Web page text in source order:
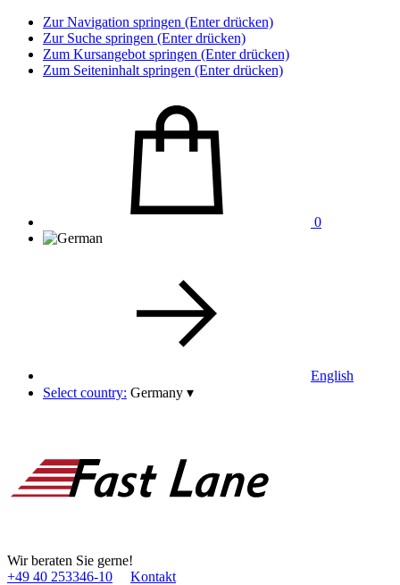
Zur Navigation springen (Enter drücken)
Zur Suche springen (Enter drücken)
Zum Kursangebot springen (Enter drücken)
Zum Seiteninhalt springen (Enter drücken)
0
English
Select country: Germany ▾
Wir beraten Sie gerne!
+49 40 253346­-10
Kontakt